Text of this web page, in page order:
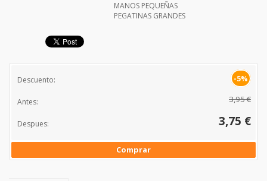
MANOS PEQUEÑAS
PEGATINAS GRANDES
Descuento: -5%
Antes: 3,95 €
Despues: 3,75 €
Comprar